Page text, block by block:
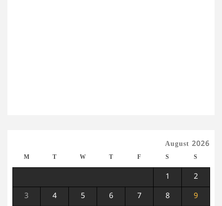
August 2026
M T W T F S S
1 2
3 4 5 6 7 8 9